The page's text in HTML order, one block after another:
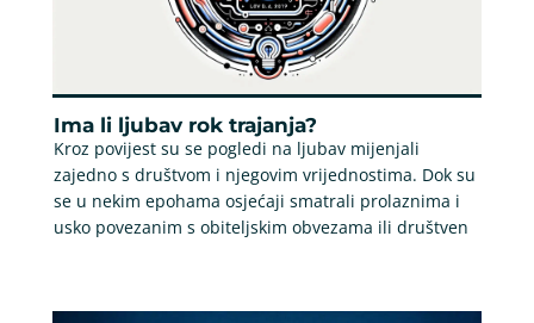
Ima li ljubav rok trajanja?
Kroz povijest su se pogledi na ljubav mijenjali
zajedno s društvom i njegovim vrijednostima. Dok su
se u nekim epohama osjećaji smatrali prolaznima i
usko povezanim s obiteljskim obvezama ili društven